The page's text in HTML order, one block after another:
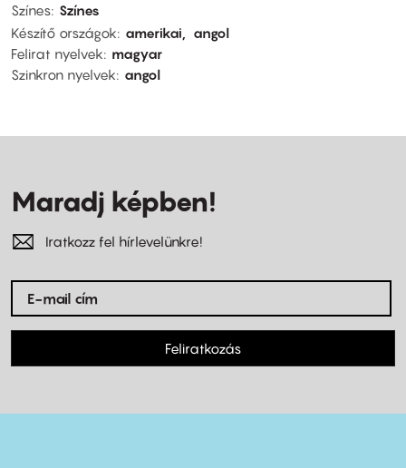
Színes Színes
Készítő országok
amerikai
angol
Felirat nyelvek
magyar
Szinkron nyelvek
angol
Maradj képben!
Iratkozz fel hírlevelünkre!
Feliratkozás